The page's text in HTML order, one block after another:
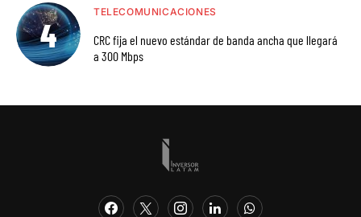
TELECOMUNICACIONES
CRC fija el nuevo estándar de banda ancha que llegará
a 300 Mbps